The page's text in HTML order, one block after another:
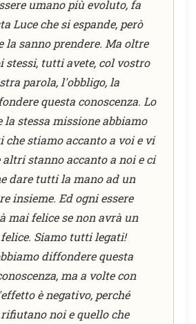
umano più evoluto, fa
Luce che si espande, però
la sanno prendere. Ma oltre
stessi, tutti avete, col vostro
parola, l'obbligo, la
questa conoscenza. Lo
la stessa missione abbiamo
stiamo accanto a voi e vi
stanno accanto a noi e ci
dare tutti la mano ad un
insieme. Ed ogni essere
mai felice se non avrà un
Siamo tutti legati!
diffondere questa
ma a volte con
è negativo, perché
noi e quello che